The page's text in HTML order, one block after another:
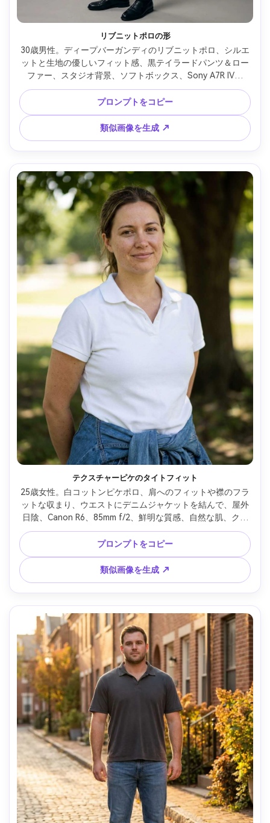
リブニットポロの形
30歳男性。ディープバーガンディのリブニットポロ、シルエ
ットと生地の優しいフィット感、黒テイラードパンツ＆ロー
ファー、スタジオ背景、ソフトボックス、Sony A7R IV、
85mm f/2、シャープフォーカス、リアルな質感、自信ある雰
囲気 --ar 4:5
プロンプトをコピー
類似画像を生成 ↗
テクスチャーピケのタイトフィット
25歳女性。白コットンピケポロ、肩へのフィットや襟のフラ
ットな収まり、ウエストにデニムジャケットを結んで、屋外
日陰、Canon R6、85mm f/2、鮮明な質感、自然な肌、クリ
ーンなエディトリアル、服が自然にフレームに沿う --ar 4:5
プロンプトをコピー
類似画像を生成 ↗